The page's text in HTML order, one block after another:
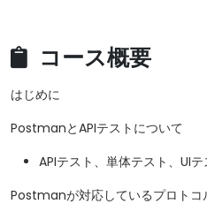
コース概要
はじめに
PostmanとAPIテストについて
APIテスト、単体テスト、UI
Postmanが対応しているプロトコ